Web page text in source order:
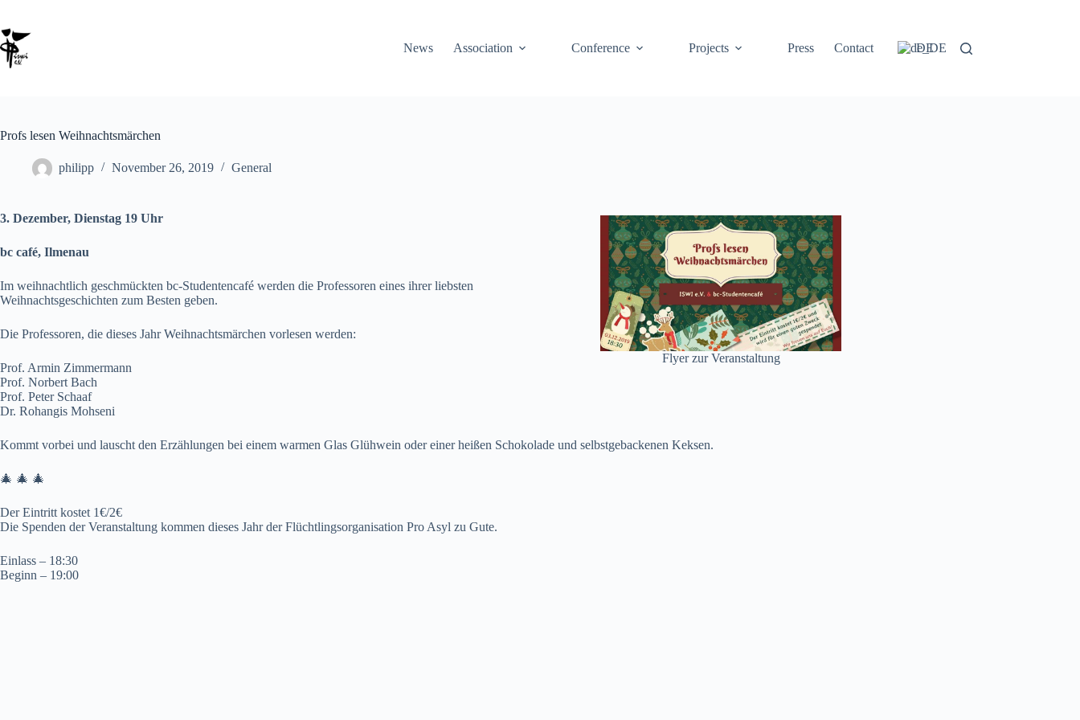
News Association Conference Projects Press Contact DE
Profs lesen Weihnachtsmärchen
philipp November 26, 2019 General
Flyer zur Veranstaltung
3. Dezember, Dienstag 19 Uhr
bc café, Ilmenau
Im weihnachtlich geschmückten bc-Studentencafé werden die Professoren eines ihrer liebsten
Weihnachtsgeschichten zum Besten geben.
Die Professoren, die dieses Jahr Weihnachtsmärchen vorlesen werden:
Prof. Armin Zimmermann
Prof. Norbert Bach
Prof. Peter Schaaf
Dr. Rohangis Mohseni
Kommt vorbei und lauscht den Erzählungen bei einem warmen Glas Glühwein oder einer heißen Schokolade und selbstgebackenen Keksen.
🎄 🎄 🎄
Der Eintritt kostet 1€/2€
Die Spenden der Veranstaltung kommen dieses Jahr der Flüchtlingsorganisation Pro Asyl zu Gute.
Einlass – 18:30
Beginn – 19:00